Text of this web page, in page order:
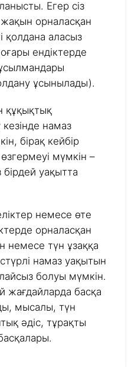
Егер сіз
орналасқан
қолдана аласыз
ендіктерде
ұсынылады).
құқықтық
намаз
бірақ кейбір
мүмкін –
уақытта
немесе өте
орналасқан
немесе түн ұзаққа
намаз уақытын
болуы мүмкін.
жағдайларда басқа
мысалы, түн
әдіс, тұрақты